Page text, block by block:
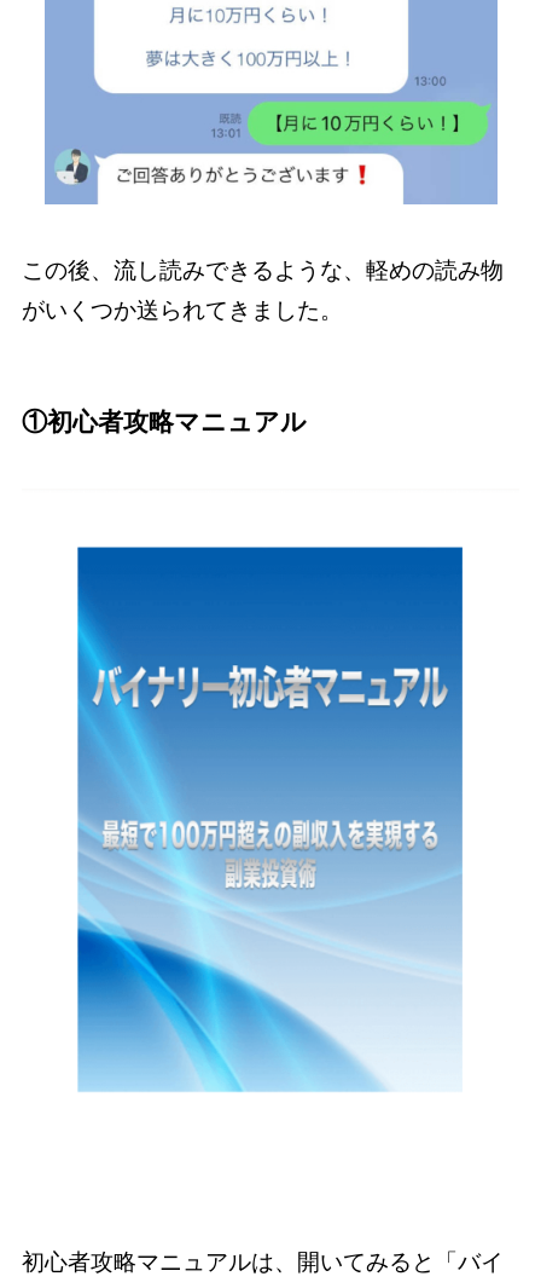
この後、流し読みできるような、軽めの読み物
がいくつか送られてきました。
①初心者攻略マニュアル
初心者攻略マニュアルは、開いてみると「バイ